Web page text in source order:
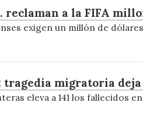
reclaman a la FIFA
exigen un millón de
tragedia migratoria deja
eleva a 141 los fallecidos